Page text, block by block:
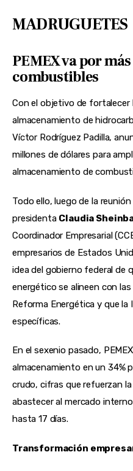
MADRUGUETES
PEMEX va por
combustibles
Con el objetivo de
almacenamiento de
Víctor Rodríguez Padilla,
millones de dólares para
almacenamiento de
Todo ello, luego de la
presidenta Claudia
Coordinador Empresarial
empresarios de Estados
idea del gobierno federal de
energético se alineen con
Reforma Energética y que la
específicas.
En el sexenio pasado,
almacenamiento en un 34%
crudo, cifras que refuerzan
abastecer al mercado
hasta 17 días.
Transformación